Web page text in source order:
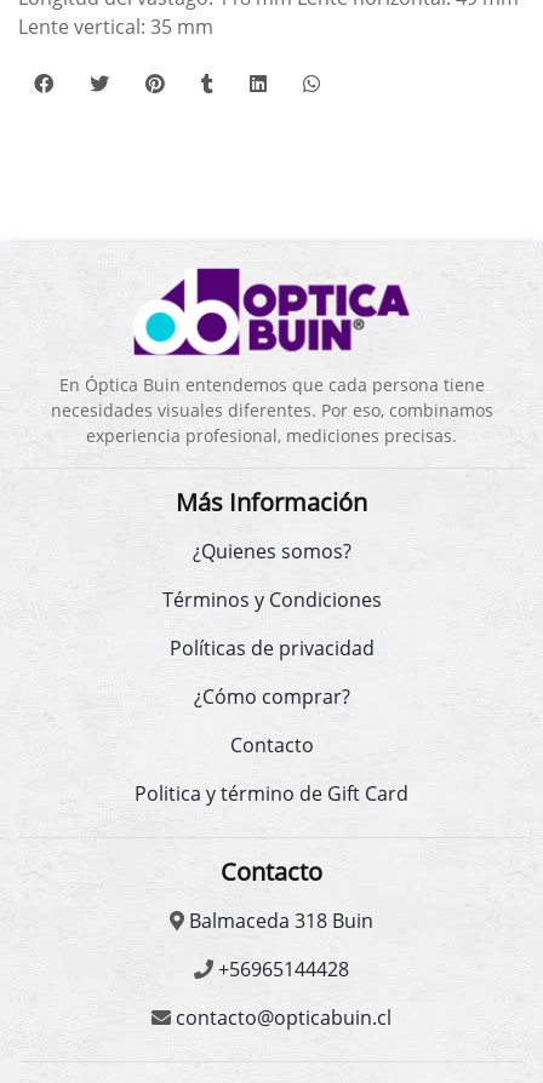
Lente vertical: 35 mm
En Óptica Buin entendemos que cada persona tiene
necesidades visuales diferentes. Por eso, combinamos
experiencia profesional, mediciones precisas.
Más Información
¿Quienes somos?
Términos y Condiciones
Políticas de privacidad
¿Cómo comprar?
Contacto
Politica y término de Gift Card
Contacto
Balmaceda 318 Buin
+56965144428
contacto@opticabuin.cl